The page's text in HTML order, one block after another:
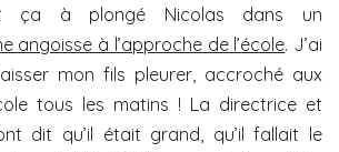
ça à plongé Nicolas dans un
angoisse à l’approche de l’école. J’ai
mon fils pleurer, accroché aux
tous les matins ! La directrice et
dit qu’il était grand, qu’il fallait le